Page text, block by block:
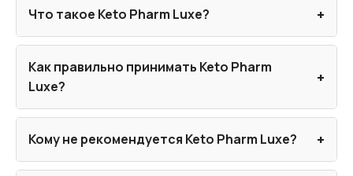
Что такое Keto Pharm Luxe?
Как правильно принимать Keto Pharm
Luxe?
Кому не рекомендуется Keto Pharm Luxe?